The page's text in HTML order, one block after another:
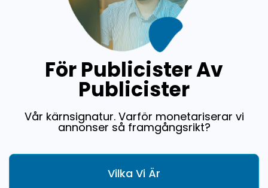
För Publicister Av
Publicister
Vår kärnsignatur. Varför monetariserar vi
annonser så framgångsrikt?
Vilka Vi Är